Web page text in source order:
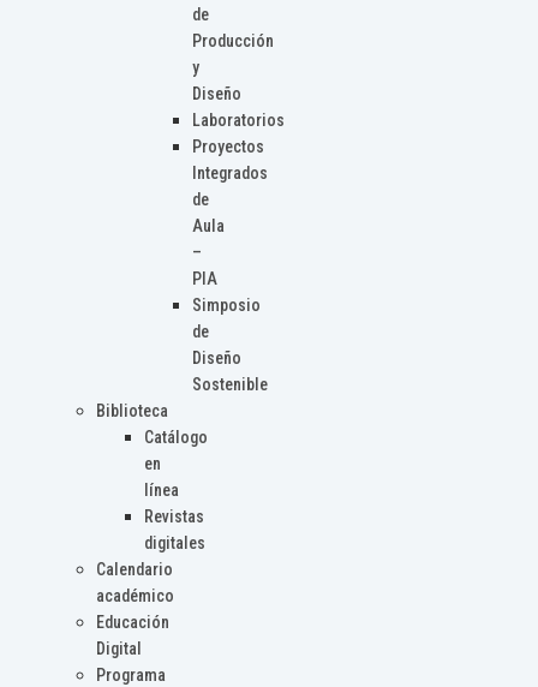
de
Producción
y
Diseño
Laboratorios
Proyectos
Integrados
de
Aula
–
PIA
Simposio
de
Diseño
Sostenible
Biblioteca
Catálogo
en
línea
Revistas
digitales
Calendario
académico
Educación
Digital
Programa